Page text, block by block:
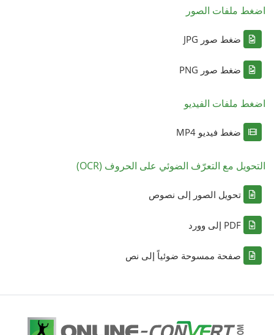
اضغط ملفات الصور
ضغط صور JPG
ضغط صور PNG
اضغط ملفات الفيديو
ضغط فيديو MP4
التحويل مع التعرّف الضوئي على الحروف (OCR)
تحويل الصور إلى نصوص
PDF إلى وورد
صفحة ممسوحة ضوئياً إلى نص